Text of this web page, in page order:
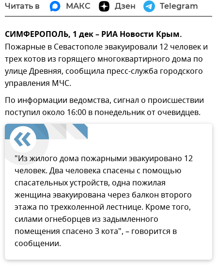
Читать в МАКС Дзен Telegram
СИМФЕРОПОЛЬ, 1 дек – РИА Новости Крым.
Пожарные в Севастополе эвакуировали 12 человек и
трех котов из горящего многоквартирного дома по
улице Древняя, сообщила пресс-служба городского
управления МЧС.
По информации ведомства, сигнал о происшествии
поступил около 16:00 в понедельник от очевидцев.
"Из жилого дома пожарными эвакуировано 12
человек. Два человека спасены с помощью
спасательных устройств, одна пожилая
женщина эвакуирована через балкон второго
этажа по трехколенной лестнице. Кроме того,
силами огнеборцев из задымленного
помещения спасено 3 кота", – говорится в
сообщении.